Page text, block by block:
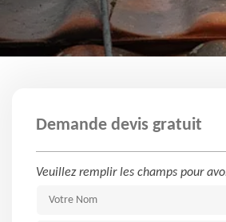
Demande devis gratuit
Veuillez remplir les champs pour